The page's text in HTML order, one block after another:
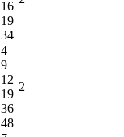
16
19
34
4
9
12
19
36
48
2